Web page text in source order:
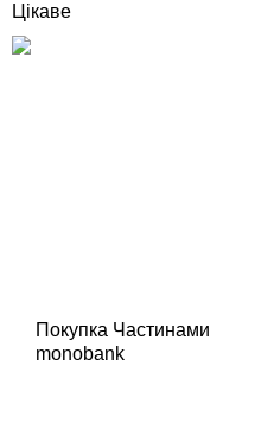
Цікаве
Покупка Частинами
monobank